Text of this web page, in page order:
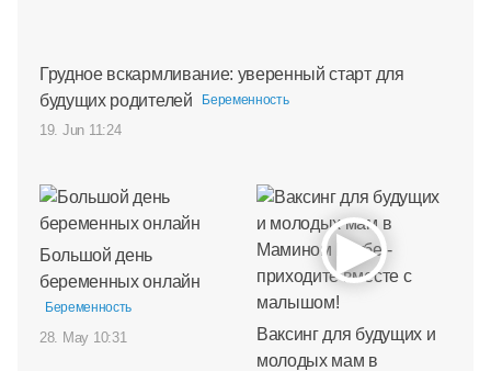
Грудное вскармливание: уверенный старт для
будущих родителей
Беременность
19. Jun 11:24
Большой день
беременных онлайн
Беременность
28. May 10:31
Ваксинг для будущих и
молодых мам в